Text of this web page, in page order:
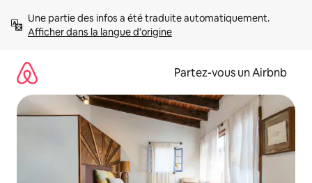
directement
Afficher dans la langue d'origine
Partez-vous un Airbnb